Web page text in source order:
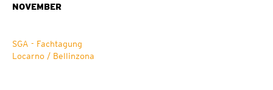
NOVEMBER
SGA - Fachtagung
Locarno / Bellinzona